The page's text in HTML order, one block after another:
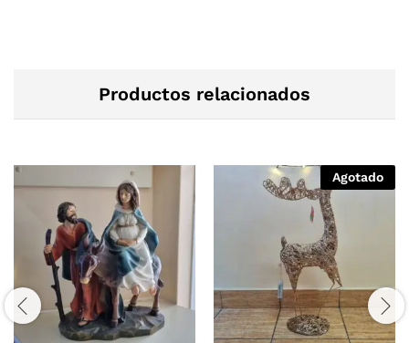
Productos relacionados
Agotado